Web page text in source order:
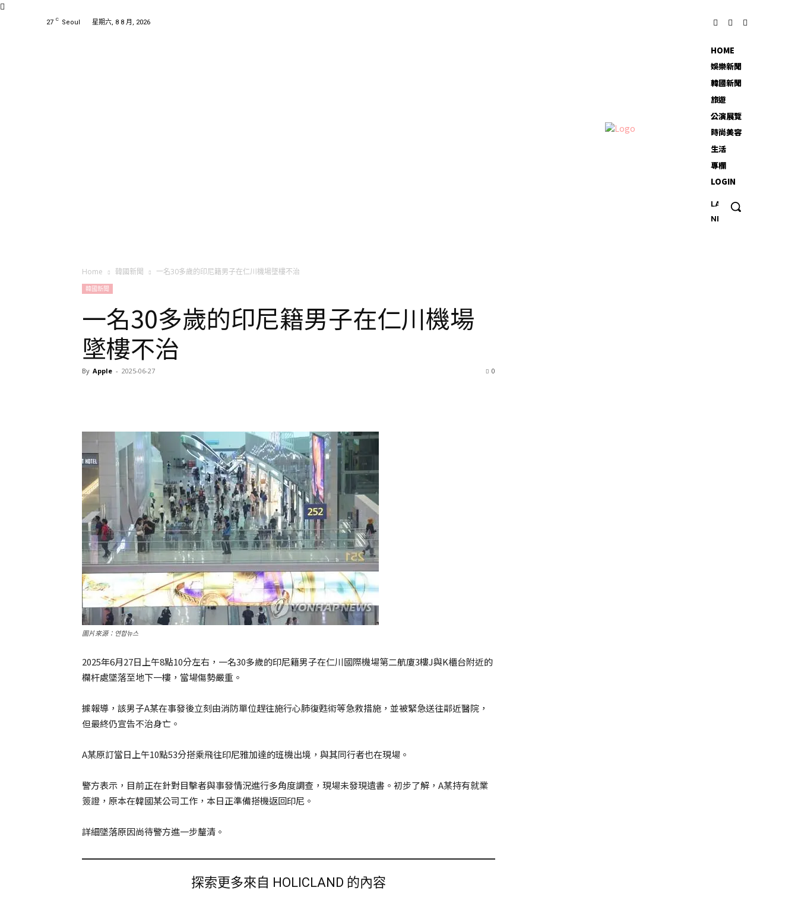
27 C Seoul 星期六, 8 8 月, 2026
HOME
娛樂新聞
韓國新聞
旅遊
公演展覽
時尚美容
生活
專欄
LOGIN
LATEST
NEWS
Home 韓國新聞 一名30多歲的印尼籍男子在仁川機場墜樓不治
韓國新聞
一名30多歲的印尼籍男子在仁川機場
墜樓不治
By Apple - 2025-06-27 0
圖片來源：연합뉴스
2025年6月27日上午8點10分左右，一名30多歲的印尼籍男子在仁川國際機場第二航廈3樓J與K櫃台附近的
欄杆處墜落至地下一樓，當場傷勢嚴重。
據報導，該男子A某在事發後立刻由消防單位趕往施行心肺復甦術等急救措施，並被緊急送往鄰近醫院，
但最終仍宣告不治身亡。
A某原訂當日上午10點53分搭乘飛往印尼雅加達的班機出境，與其同行者也在現場。
警方表示，目前正在針對目擊者與事發情況進行多角度調查，現場未發現遺書。初步了解，A某持有就業
簽證，原本在韓國某公司工作，本日正準備搭機返回印尼。
詳細墜落原因尚待警方進一步釐清。
探索更多來自 HOLICLAND 的內容